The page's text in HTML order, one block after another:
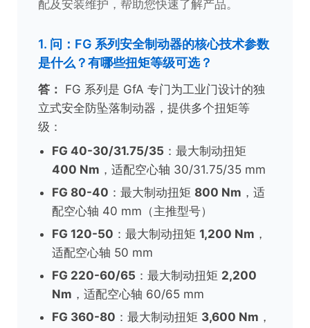
配及安装维护，帮助您快速了解产品。
1. 问：FG 系列安全制动器的核心技术参数
是什么？有哪些扭矩等级可选？
答： FG 系列是 GfA 专门为工业门设计的独
立式安全防坠落制动器，提供多个扭矩等
级：
FG 40-30/31.75/35 ：最大制动扭矩
400 Nm ，适配空心轴 30/31.75/35 mm
FG 80-40 ：最大制动扭矩 800 Nm ，适
配空心轴 40 mm（主推型号）
FG 120-50 ：最大制动扭矩 1,200 Nm ，
适配空心轴 50 mm
FG 220-60/65 ：最大制动扭矩 2,200
Nm ，适配空心轴 60/65 mm
FG 360-80 ：最大制动扭矩 3,600 Nm ，